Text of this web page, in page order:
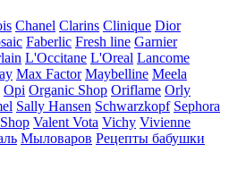
Chanel Clarins Clinique Dior
Faberlic Fresh line Garnier
L'Occitane L'Oreal Lancome
Max Factor Maybelline Meela
Opi Organic Shop Oriflame Orly
Sally Hansen Schwarzkopf Sephora
Valent Vota Vichy Vivienne
Мыловаров Рецепты бабушки